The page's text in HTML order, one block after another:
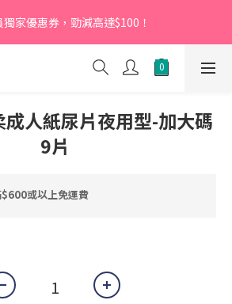
2026月12月31日，首次下單輸入優惠碼
NEW95」即可享95折
家優惠券，勁減高達$100！
2026月12月31日，首次下單輸入優惠碼
「NEW95」即可享95折
人紙尿片夜用型-加大碼
9片
或以上免運費